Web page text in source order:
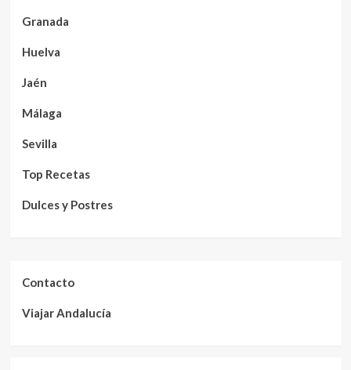
Granada
Huelva
Jaén
Málaga
Sevilla
Top Recetas
Dulces y Postres
Contacto
Viajar Andalucía